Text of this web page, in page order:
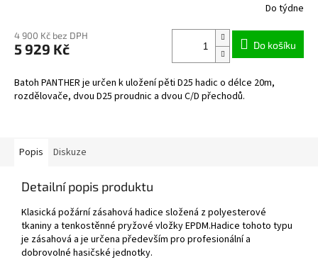
Do týdne
4 900 Kč bez DPH
5 929 Kč Do košíku
Batoh PANTHER je určen k uložení pěti D25 hadic o délce 20m,
rozdělovače, dvou D25 proudnic a dvou C/D přechodů.
Popis Diskuze
Detailní popis produktu
Klasická požární zásahová hadice složená z polyesterové
tkaniny a tenkostěnné pryžové vložky EPDM.Hadice tohoto typu
je zásahová a je určena především pro profesionální a
dobrovolné hasičské jednotky.